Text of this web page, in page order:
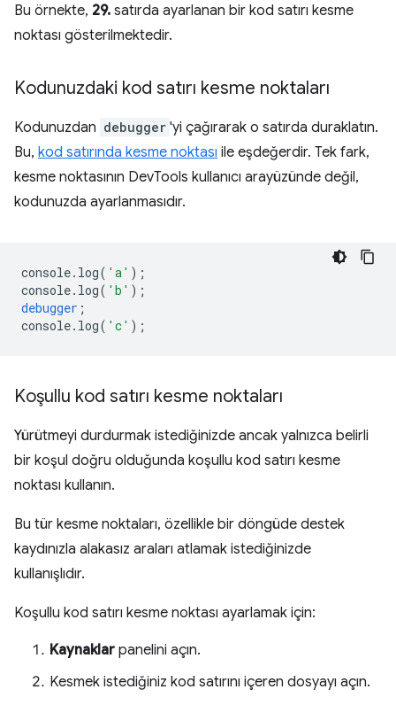
Bu örnekte, 29. satırda ayarlanan bir kod satırı kesme
noktası gösterilmektedir.
Kodunuzdaki kod satırı kesme noktaları
Kodunuzdan debugger 'yi çağırarak o satırda duraklatın.
Bu, kod satırında kesme noktası ile eşdeğerdir. Tek fark,
kesme noktasının DevTools kullanıcı arayüzünde değil,
kodunuzda ayarlanmasıdır.
console. log( 'a' );
console. log( 'b' );
debugger ;
console. log( 'c' );
Koşullu kod satırı kesme noktaları
Yürütmeyi durdurmak istediğinizde ancak yalnızca belirli
bir koşul doğru olduğunda koşullu kod satırı kesme
noktası kullanın.
Bu tür kesme noktaları, özellikle bir döngüde destek
kaydınızla alakasız araları atlamak istediğinizde
kullanışlıdır.
Koşullu kod satırı kesme noktası ayarlamak için:
Kaynaklar panelini açın.
Kesmek istediğiniz kod satırını içeren dosyayı açın.